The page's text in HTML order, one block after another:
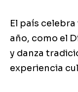
El país
año, como el
y danza
experiencia